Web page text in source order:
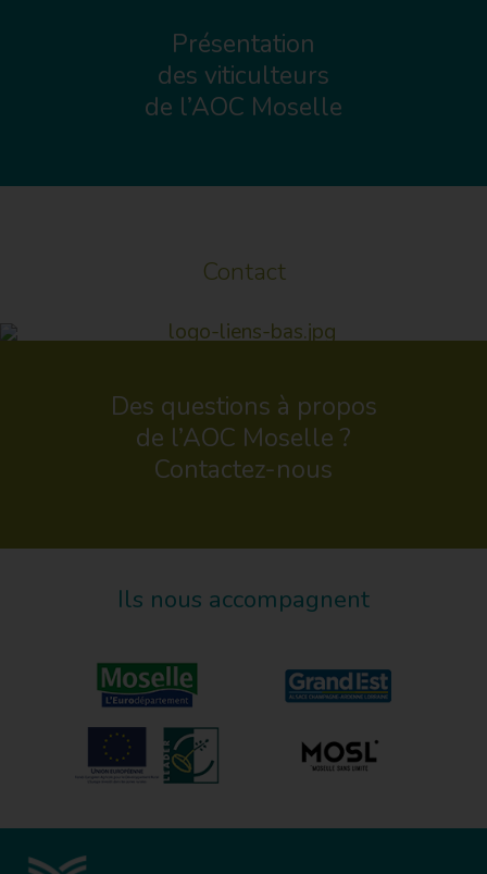
Présentation
des viticulteurs
de l’AOC Moselle
Contact
Des questions à propos
de l’AOC Moselle ?
Contactez-nous
Ils nous accompagnent